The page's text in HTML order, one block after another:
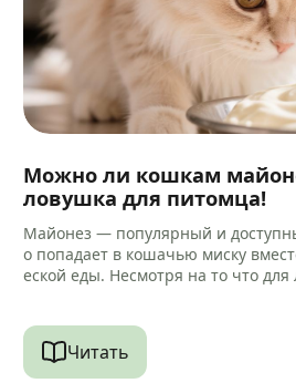
Можно ли кошкам
ловушка для питомца!
Майонез — популярный и
о попадает в кошачью миску
еской еды. Несмотря на то что
Читать